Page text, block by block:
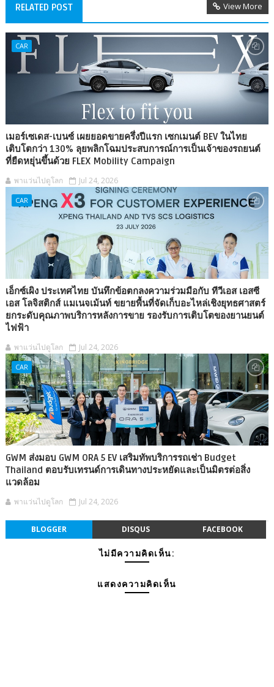
RELATED POST View More
CAR
เมอร์เซเดส-เบนซ์ เผยยอดขายครึ่งปีแรก เซกเมนต์ BEV ในไทย
เติบโตกว่า 130% ลุยพลิกโฉมประสบการณ์การเป็นเจ้าของรถยนต์
ที่ยืดหยุ่นขึ้นด้วย FLEX Mobility Campaign
พาแว่นไปดูโลก Jul 24, 2026
CAR
เอ็กซ์เผิง ประเทศไทย บันทึกข้อตกลงความร่วมมือกับ ทีวีเอส เอสซี
เอส โลจิสติกส์ แมเนจเม้นท์ ขยายพื้นที่จัดเก็บอะไหล่เชิงยุทธศาสตร์
ยกระดับคุณภาพบริการหลังการขาย รองรับการเติบโตของยานยนต์
ไฟฟ้า
พาแว่นไปดูโลก Jul 24, 2026
CAR
GWM ส่งมอบ GWM ORA 5 EV เสริมทัพบริการรถเช่า Budget
Thailand ตอบรับเทรนด์การเดินทางประหยัดและเป็นมิตรต่อสิ่ง
แวดล้อม
พาแว่นไปดูโลก Jul 24, 2026
BLOGGER DISQUS FACEBOOK
ไม่มีความคิดเห็น:
แสดงความคิดเห็น